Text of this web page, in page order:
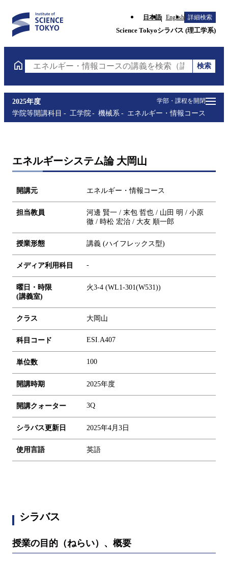
日本語 English 詳細検索
Science Tokyoシラバス (理工学系)
エネルギー・情報コースの講義を検索（講義名・科
検索
学部・課程を開閉
2025年度
学院等開講科目
工学院 機械系 エネルギー・情報コース
エネルギーシステム論 大岡山
開講元 エネルギー・情報コース
担当教員
河邊 賢一 / 末包 哲也 / 山田 明 / 小原
徹 / 時松 宏治 / 大友 順一郎
授業形態 講義 (ハイフレックス型)
メディア利用科目 -
曜日・時限
(講義室)
火3-4 (WL1-301(W531))
クラス 大岡山
科目コード ESI.A407
単位数 100
開講時期 2025年度
開講クォーター 3Q
シラバス更新日 2025年4月3日
使用言語 英語
シラバス
授業の目的（ねらい）、概要